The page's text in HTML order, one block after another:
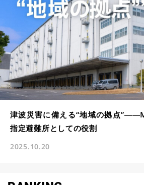
津波災害に備える“地域の拠点
指定避難所としての役割
2025.10.20